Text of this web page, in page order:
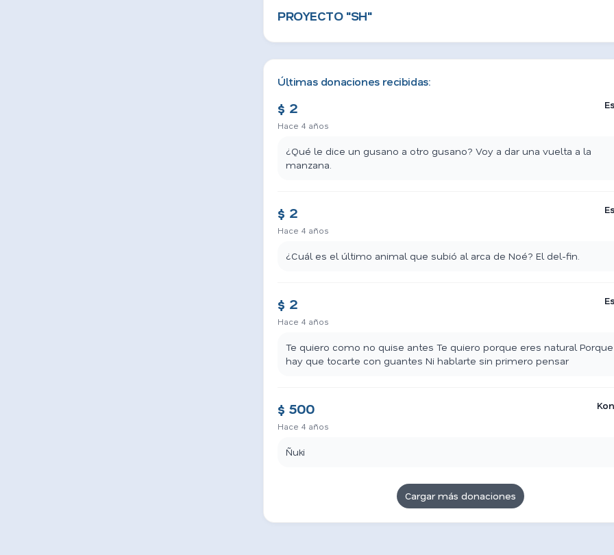
PROYECTO "SH"
Últimas donaciones recibidas:
$ 2
Hace 4 años
¿Qué le dice un gusano a otro gusano? Voy a dar una vuelta a la
manzana.
$ 2
Hace 4 años
¿Cuál es el último animal que subió al arca de Noé? El del-fin.
$ 2
Hace 4 años
Te quiero como no quise antes Te quiero porque eres natural
hay que tocarte con guantes Ni hablarte sin primero pensar
$ 500
Hace 4 años
Ñuki
Cargar más donaciones